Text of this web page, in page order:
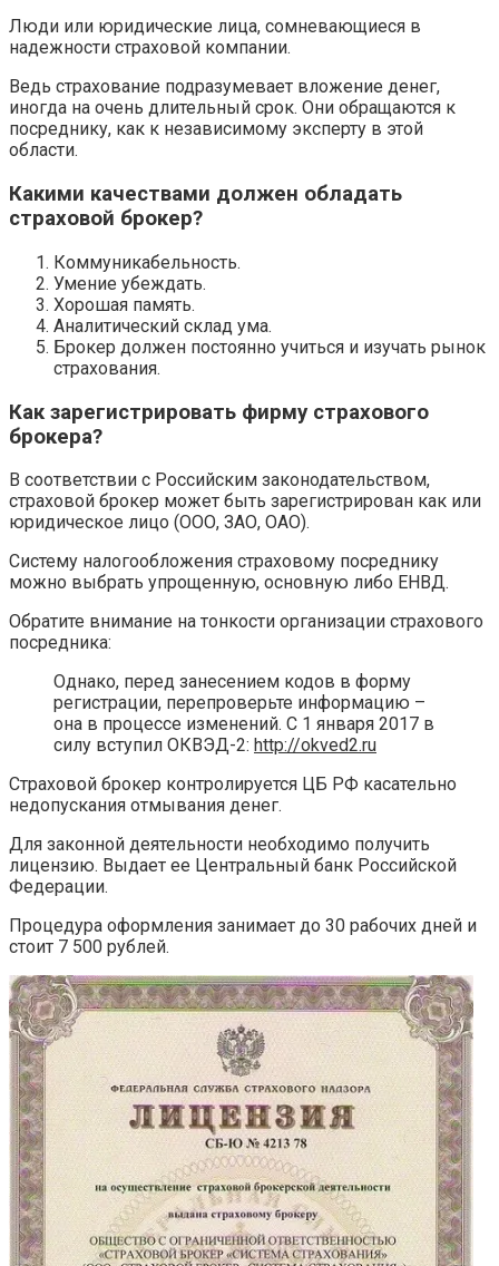
Люди или юридические лица, сомневающиеся в
надежности страховой компании.
Ведь страхование подразумевает вложение денег,
иногда на очень длительный срок. Они обращаются к
посреднику, как к независимому эксперту в этой
области.
Какими качествами должен обладать
страховой брокер?
Коммуникабельность.
Умение убеждать.
Хорошая память.
Аналитический склад ума.
Брокер должен постоянно учиться и изучать рынок
страхования.
Как зарегистрировать фирму страхового
брокера?
В соответствии с Российским законодательством,
страховой брокер может быть зарегистрирован как или
юридическое лицо (ООО, ЗАО, ОАО).
Систему налогообложения страховому посреднику
можно выбрать упрощенную, основную либо ЕНВД.
Обратите внимание на тонкости организации страхового
посредника:
Однако, перед занесением кодов в форму
регистрации, перепроверьте информацию –
она в процессе изменений. С 1 января 2017 в
силу вступил ОКВЭД-2: http://okved2.ru
Страховой брокер контролируется ЦБ РФ касательно
недопускания отмывания денег.
Для законной деятельности необходимо получить
лицензию. Выдает ее Центральный банк Российской
Федерации.
Процедура оформления занимает до 30 рабочих дней и
стоит 7 500 рублей.